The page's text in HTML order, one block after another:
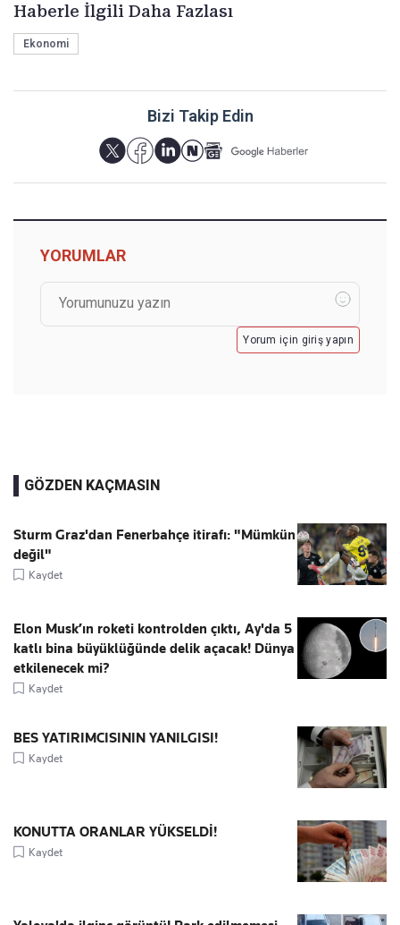
Haberle İlgili Daha Fazlası
Ekonomi
Bizi Takip Edin
YORUMLAR
Yorum için giriş yapın
GÖZDEN KAÇMASIN
Sturm Graz'dan Fenerbahçe itirafı: "Mümkün
değil"
Kaydet
Elon Musk’ın roketi kontrolden çıktı, Ay'da 5
katlı bina büyüklüğünde delik açacak! Dünya
etkilenecek mi?
Kaydet
BES YATIRIMCISININ YANILGISI!
Kaydet
KONUTTA ORANLAR YÜKSELDİ!
Kaydet